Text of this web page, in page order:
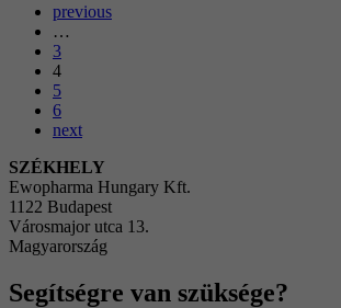
previous
…
3
4
5
6
next
SZÉKHELY
Ewopharma Hungary Kft.
1122 Budapest
Városmajor utca 13.
Magyarország
Segítségre van szüksége?